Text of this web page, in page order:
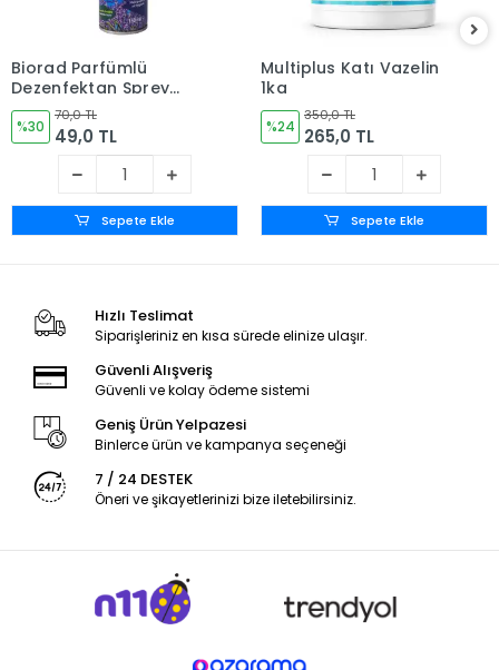
Biorad Parfümlü
Dezenfektan Sprey
Lavanta Kokulu 150ml
%30
70,0 TL
49,0 TL
Sepete Ekle
Multiplus Katı Vazelin
1kg
%24
350,0 TL
265,0 TL
Sepete Ekle
Hızlı Teslimat
Siparişleriniz en kısa sürede elinize ulaşır.
Güvenli Alışveriş
Güvenli ve kolay ödeme sistemi
Geniş Ürün Yelpazesi
Binlerce ürün ve kampanya seçeneği
7 / 24 DESTEK
Öneri ve şikayetlerinizi bize iletebilirsiniz.